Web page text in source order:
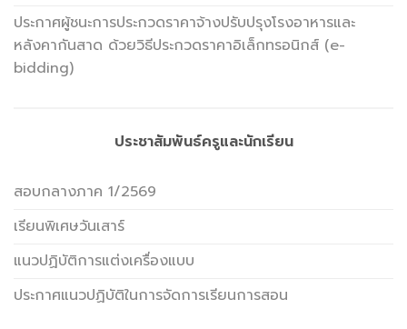
ประกาศผู้ชนะการประกวดราคาจ้างปรับปรุงโรงอาหารและ
หลังคากันสาด ด้วยวิธีประกวดราคาอิเล็กทรอนิกส์ (e-
bidding)
ประชาสัมพันธ์ครูและนักเรียน
สอบกลางภาค 1/2569
เรียนพิเศษวันเสาร์
แนวปฏิบัติการแต่งเครื่องแบบ
ประกาศแนวปฏิบัติในการจัดการเรียนการสอน